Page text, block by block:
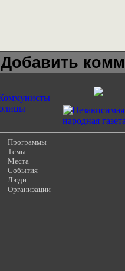
Добавить
Программы
Темы
Места
События
Люди
Организации